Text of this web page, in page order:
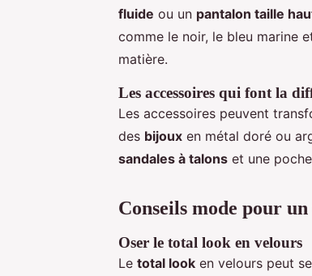
fluide ou un pantalon taille
comme le noir, le bleu marine
matière.
Les accessoires qui font la
Les accessoires peuvent
des bijoux en métal doré ou
sandales à talons et une
Conseils mode pour
Oser le total look en velours
Le total look en velours peut